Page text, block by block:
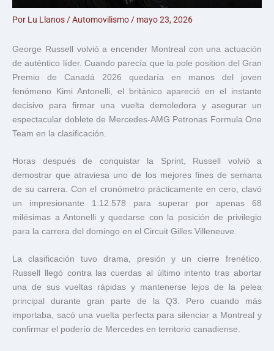
Por Lu Llanos /Automovilismo / mayo 23, 2026
George Russell
volvió a encender Montreal con una actuación
de auténtico líder. Cuando parecía que la pole position del Gran
Premio de Canadá 2026 quedaría en manos del joven
fenómeno
Kimi Antonelli, el británico apareció en el instante
decisivo para firmar una vuelta demoledora y asegurar un
espectacular doblete de Mercedes-AMG Petronas Formula One
Team en la clasificación.
Horas después de conquistar la Sprint, Russell volvió a
demostrar que atraviesa uno de los mejores fines de semana
de su carrera. Con el cronómetro prácticamente en cero, clavó
un impresionante 1:12.578 para superar por apenas 68
milésimas a Antonelli y quedarse con la posición de privilegio
para la carrera del domingo en el Circuit Gilles Villeneuve.
La clasificación tuvo drama, presión y un cierre frenético.
Russell llegó contra las cuerdas al último intento tras abortar
una de sus vueltas rápidas y mantenerse lejos de la pelea
principal durante gran parte de la Q3. Pero cuando más
importaba, sacó una vuelta perfecta para silenciar a Montreal y
confirmar el poderío de Mercedes en territorio canadiense.